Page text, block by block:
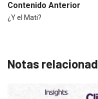
Contenido Anterior
¿Y el Mati?
Notas